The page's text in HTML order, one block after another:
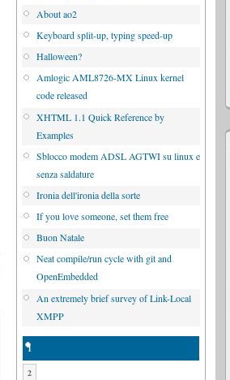
About ao2
Keyboard split-up, typing speed-up
Halloween?
Amlogic AML8726-MX Linux kernel
code released
XHTML 1.1 Quick Reference by
Examples
Sblocco modem ADSL AGTWI su linux e
senza saldature
Ironia dell'ironia della sorte
If you love someone, set them free
Buon Natale
Neat compile/run cycle with git and
OpenEmbedded
An extremely brief survey of Link-Local
XMPP
1
2